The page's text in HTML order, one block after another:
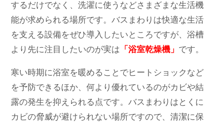
するだけでなく、洗濯に使うなどさまざまな生活機
能が求められる場所です。バスまわりは快適な生活
を支える設備をぜひ導入したいところですが、浴槽
より先に注目したいのが実は 「浴室乾燥機」 です。
寒い時期に浴室を暖めることでヒートショックなど
を予防できるほか、何より優れているのがカビや結
露の発生を抑えられる点です。バスまわりはとくに
カビの脅威が避けられない場所ですので、清潔に保